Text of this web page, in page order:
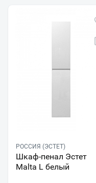
РОССИЯ (ЭСТЕТ)
Шкаф-пенал Эстет
Malta L белый